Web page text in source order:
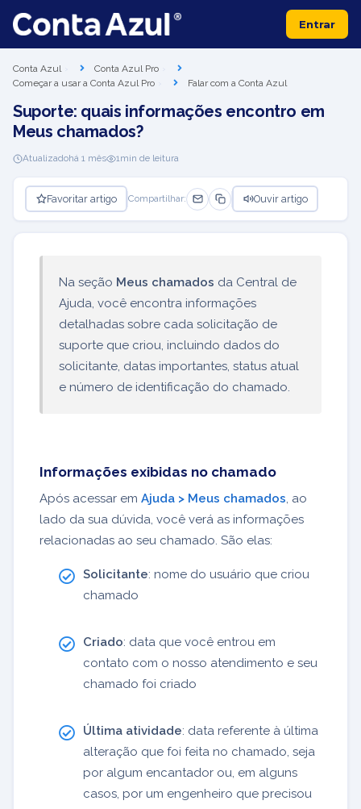
Entrar
Conta Azul
Conta Azul Pro
Começar a usar a Conta Azul Pro
Falar com a Conta Azul
Suporte: quais informações encontro em
Meus chamados?
Atualizadohá 1 mês 1min de leitura
Favoritar artigo Compartilhar: Ouvir artigo
Na seção Meus chamados da Central de
Ajuda, você encontra informações
detalhadas sobre cada solicitação de
suporte que criou, incluindo dados do
solicitante, datas importantes, status atual
e número de identificação do chamado.
Informações exibidas no chamado
Após acessar em Ajuda > Meus chamados , ao
lado da sua dúvida, você verá as informações
relacionadas ao seu chamado. São elas:
Solicitante: nome do usuário que criou
chamado
Criado: data que você entrou em
contato com o nosso atendimento e seu
chamado foi criado
Última atividade: data referente à última
alteração que foi feita no chamado, seja
por algum encantador ou, em alguns
casos, por um engenheiro que precisou